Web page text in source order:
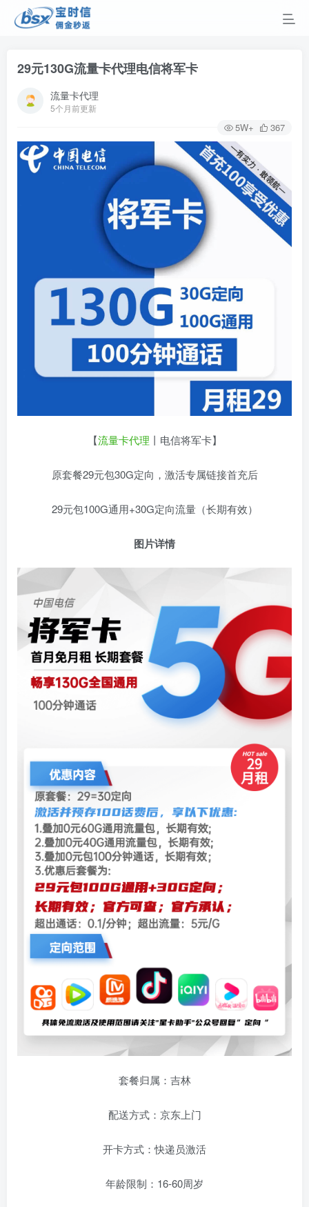
29元130G流量卡代理电信将军卡
流量卡代理
5个月前更新
5W+ 367
【流量卡代理 丨电信将军卡】
原套餐29元包30G定向，激活专属链接首充后
29元包100G通用+30G定向流量（长期有效）
图片详情
套餐归属：吉林
配送方式：京东上门
开卡方式：快递员激活
年龄限制：16-60周岁